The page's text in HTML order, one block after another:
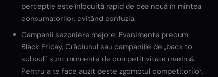
percepție este înlocuită rapid de cea nouă în mintea
consumatorilor, evitând confuzia.
Campanii sezoniere majore: Evenimente precum
Black Friday, Crăciunul sau campaniile de „back to
school” sunt momente de competitivitate maximă.
Pentru a te face auzit peste zgomotul competitorilor,